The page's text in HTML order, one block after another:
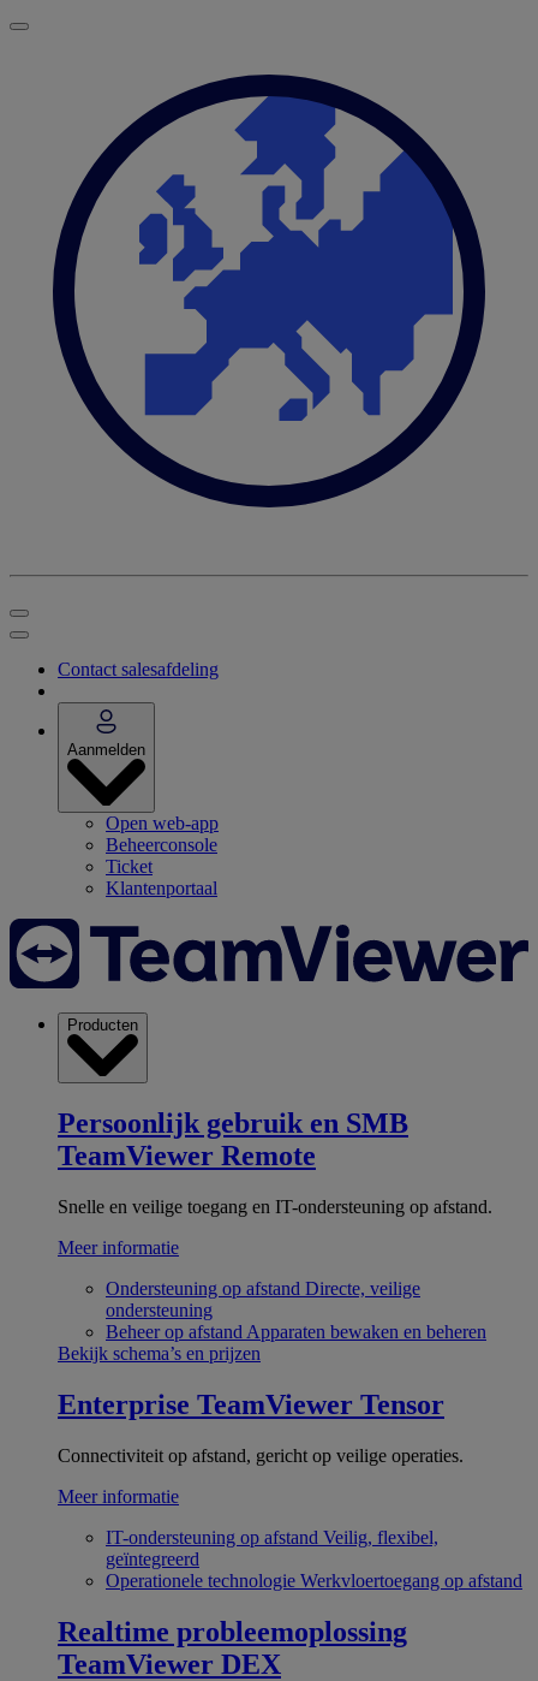
Contact salesafdeling
Aanmelden
Open web-app
Beheerconsole
Ticket
Klantenportaal
Producten
Persoonlijk gebruik en SMB
TeamViewer Remote
Snelle en veilige toegang en IT-ondersteuning op afstand.
Meer informatie
Ondersteuning op afstand Directe, veilige
ondersteuning
Beheer op afstand Apparaten bewaken en beheren
Bekijk schema’s en prijzen
Enterprise TeamViewer Tensor
Connectiviteit op afstand, gericht op veilige operaties.
Meer informatie
IT-ondersteuning op afstand Veilig, flexibel,
geïntegreerd
Operationele technologie Werkvloertoegang op afstand
Realtime probleemoplossing
TeamViewer DEX